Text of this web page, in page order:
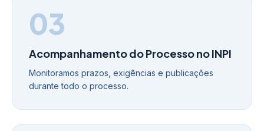
03
Acompanhamento do Processo no INPI
Monitoramos prazos, exigências e publicações
durante todo o processo.